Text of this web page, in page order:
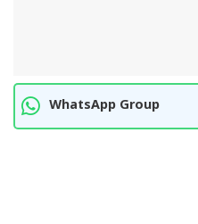
WhatsApp Group